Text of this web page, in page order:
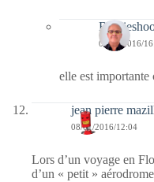
08/01/2016/
elle est
jean pierre
08/01/2016/12:04
Lors d’un voyage en
d’un « petit »